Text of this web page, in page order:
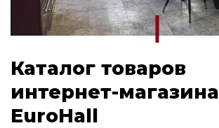
Каталог товаров
интернет-магазина
EuroHall